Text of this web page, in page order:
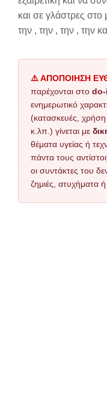
και σε γλάστρες
την , την , την , την
⚠️ ΑΠΟΠΟΙΗΣΗ
παρέχονται στο
ενημερωτικό
(κατασκευές, χρήση
κ.λπ.) γίνεται με
θέματα υγείας ή
πάντα τους
οι συντάκτες του
ζημιές, ατυχήματα